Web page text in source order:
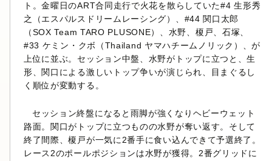
ト。金曜日のART合同走行で火花を散らしていた#4 生形秀
之（エスパルスドリームレーシング）、#44 関口太郎
（SOX Team TARO PLUSONE）、水野、榎戸、石塚、
#33 ケミン・クボ（Thailand ヤマハチームノリック）、が
上位に並ぶ。セッション中盤、水野がトップに立つと、生
形、関口による激しいトップ争いが演じられ、目まぐるし
く順位が変動する。
セッション終盤になると雨脚が強くなりヘビーウェット
路面。関口がトップに立つものの水野が奪い返す。そして
終了間際、榎戸が一気に2番手に食い込んできて予選終了。
レース2のポールポジションは水野が獲得。2番グリッドに